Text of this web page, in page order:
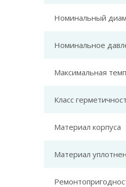
Номинальный
Номинальное
Максимальная
Класс
Материал корпуса
Материал